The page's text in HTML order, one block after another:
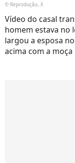
© Reprodução, X
Vídeo do casal
homem estava no
largou a esposa
acima com a moça